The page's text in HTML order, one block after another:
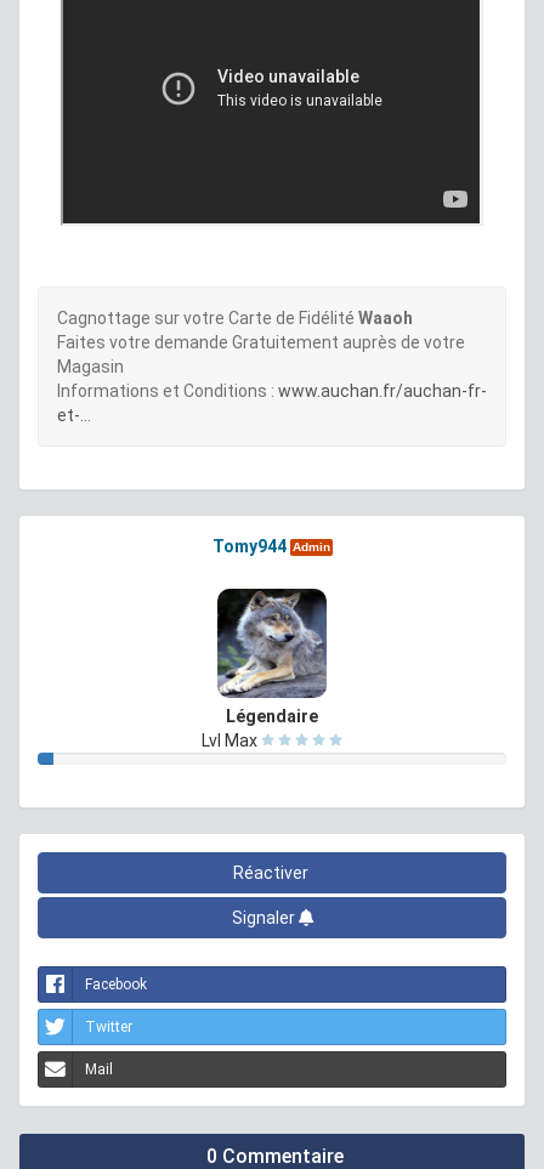
Cagnottage sur votre Carte de Fidélité Waaoh
Faites votre demande Gratuitement auprès de votre
Magasin
Informations et Conditions : www.auchan.fr/auchan-fr-
et-...
Tomy944 Admin
Légendaire
Lvl Max
Réactiver
Signaler
Facebook
Twitter
Mail
0 Commentaire